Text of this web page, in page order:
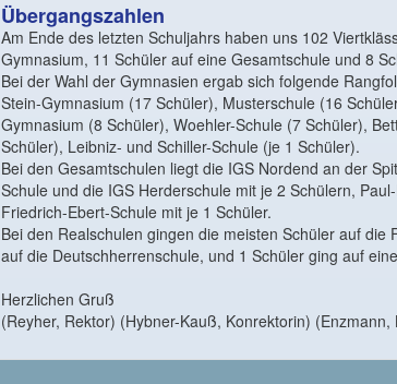
Übergangszahlen
Am Ende des letzten Schuljahrs haben uns 102
Gymnasium, 11 Schüler auf eine Gesamtschule und 8
Bei der Wahl der Gymnasien ergab sich folgende
Stein-Gymnasium (17 Schüler), Musterschule (16
Gymnasium (8 Schüler), Woehler-Schule (7 Schüler),
Schüler), Leibniz- und Schiller-Schule (je 1 Schüler).
Bei den Gesamtschulen liegt die IGS Nordend an der
Schule und die IGS Herderschule mit je 2 Schülern,
Friedrich-Ebert-Schule mit je 1 Schüler.
Bei den Realschulen gingen die meisten Schüler auf
auf die Deutschherrenschule, und 1 Schüler ging auf
Herzlichen Gruß
(Reyher, Rektor) (Hybner-Kauß, Konrektorin) (Enzmann,